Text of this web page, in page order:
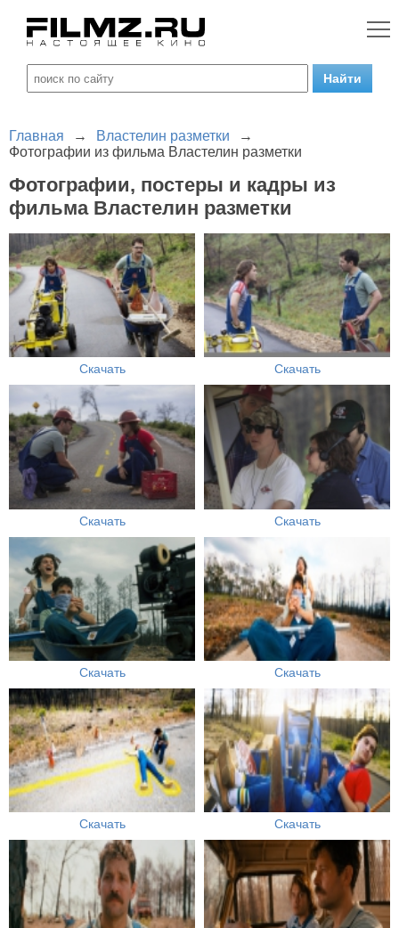
Главная → Властелин разметки
→
Фотографии из фильма Властелин разметки
Фотографии, постеры и кадры из
фильма Властелин разметки
Скачать Скачать
Скачать Скачать
Скачать Скачать
Скачать Скачать